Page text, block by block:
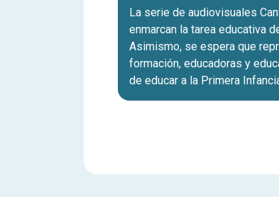
La serie de audiovisuales
enmarcan la tarea educativa
Asimismo, se espera que
formación, educadoras y
de educar a la Primera